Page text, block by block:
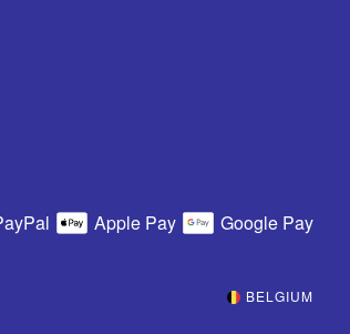
Apple Pay Google Pay
BELGIUM